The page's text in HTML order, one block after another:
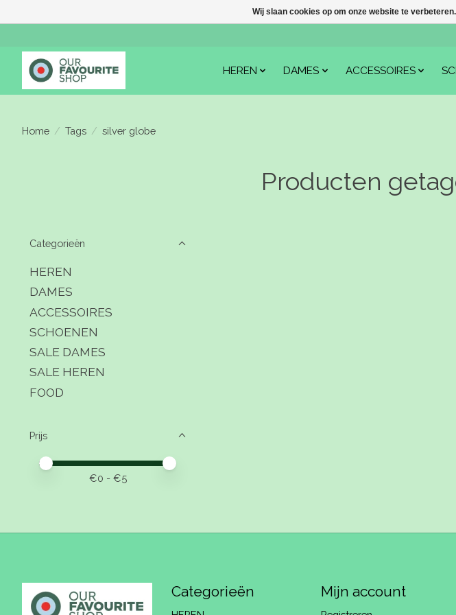
HEREN DAMES ACCESSOIRES
Home / Tags / silver globe
Producten
Categorieën
HEREN
DAMES
ACCESSOIRES
SCHOENEN
SALE DAMES
SALE HEREN
FOOD
Prijs
Minimale prijswaarde
Price maximum value
€0 - €5
Categorieën Mijn account
Wij slaan cookies op om onze website te